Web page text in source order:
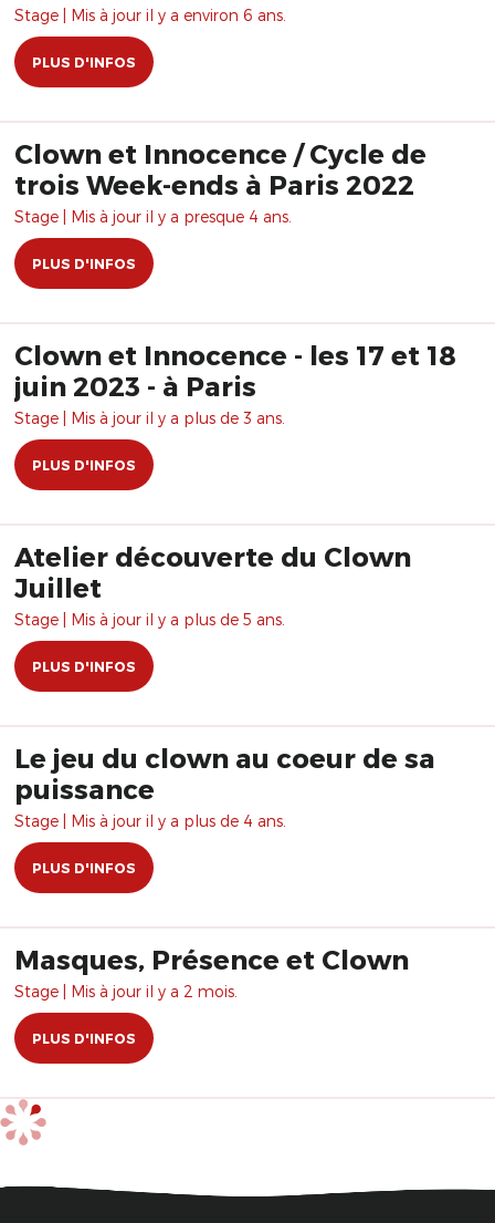
Stage | Mis à jour il y a environ 6 ans.
PLUS D'INFOS
Clown et Innocence / Cycle de
trois Week-ends à Paris 2022
Stage | Mis à jour il y a presque 4 ans.
PLUS D'INFOS
Clown et Innocence - les 17 et 18
juin 2023 - à Paris
Stage | Mis à jour il y a plus de 3 ans.
PLUS D'INFOS
Atelier découverte du Clown
Juillet
Stage | Mis à jour il y a plus de 5 ans.
PLUS D'INFOS
Le jeu du clown au coeur de sa
puissance
Stage | Mis à jour il y a plus de 4 ans.
PLUS D'INFOS
Masques, Présence et Clown
Stage | Mis à jour il y a 2 mois.
PLUS D'INFOS